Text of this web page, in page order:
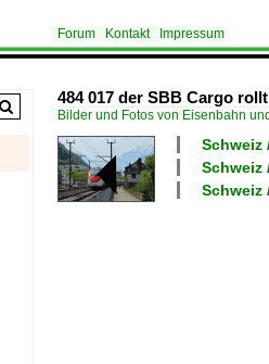
Forum Kontakt Impressum
484 017 der SBB Cargo
Bilder und Fotos von Eisenbahn
Schweiz
Schweiz
Schweiz